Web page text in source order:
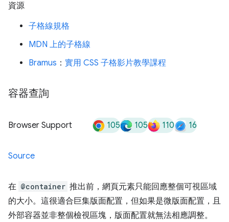
資源
子格線規格
MDN 上的子格線
Bramus ： 實用 CSS 子格影片教學課程
容器查詢
Browser Support 105 105 110 16
Source
在 @container 推出前，網頁元素只能回應整個可視區域
的大小。這很適合巨集版面配置，但如果是微版面配置，且
外部容器並非整個檢視區塊，版面配置就無法相應調整。